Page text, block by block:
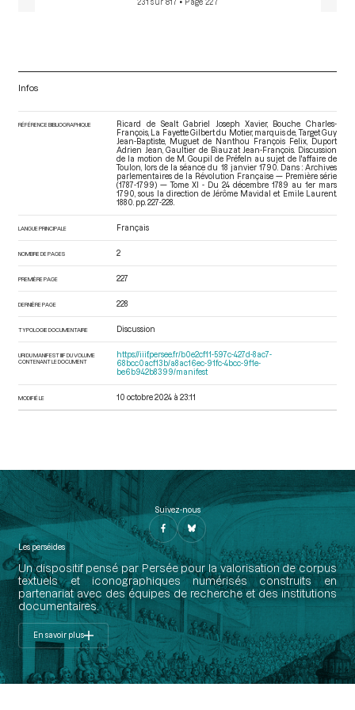
Infos
RÉFÉRENCE BIBLIOGRAPHIQUE
Ricard de Sealt Gabriel Joseph Xavier, Bouche Charles-
François, La Fayette Gilbert du Motier, marquis de, Target Guy
Jean-Baptiste, Muguet de Nanthou François Felix, Duport
Adrien Jean, Gaultier de Biauzat Jean-François. Discussion
de la motion de M. Goupil de Préfeln au sujet de l'affaire de
Toulon, lors de la séance du 18 janvier 1790. Dans : Archives
parlementaires de la Révolution Française — Première série
(1787-1799) — Tome XI - Du 24 décembre 1789 au 1er mars
1790 , sous la direction de Jérôme Mavidal et Emile Laurent.
1880. pp. 227-228.
LANGUE PRINCIPALE Français
NOMBRE DE PAGES 2
PREMIÈRE PAGE 227
DERNIÈRE PAGE 228
TYPOLOGIE DOCUMENTAIRE Discussion
URI DU MANIFEST IIIF DU VOLUME
CONTENANT LE DOCUMENT
https://iiif.persee.fr/b0e2cf11-597c-427d-8ac7-
68bcc0acf13b/a8ac16ec-91fc-4bcc-9f1e-
be6b942b8399/manifest
MODIFIÉ LE 10 octobre 2024 à 23:11
Suivez-nous
Les perséides
Un dispositif pensé par Persée pour la valorisation de corpus
textuels et iconographiques numérisés construits en
partenariat avec des équipes de recherche et des institutions
documentaires.
En savoir plus